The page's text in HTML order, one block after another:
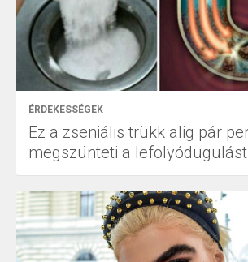
ÉRDEKESSÉGEK
Ez a zseniális trükk alig pár
megszünteti a